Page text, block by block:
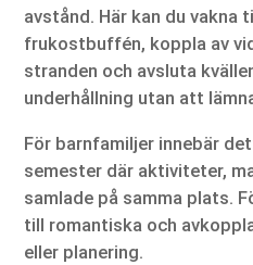
avstånd. Här kan du vakna
frukostbuffén, koppla av
stranden och avsluta
underhållning utan att
För barnfamiljer innebär
semester där aktiviteter,
samlade på samma plats.
till romantiska och
eller planering.